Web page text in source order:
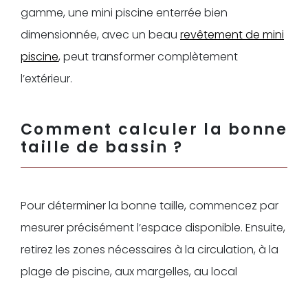
gamme, une mini piscine enterrée bien
dimensionnée, avec un beau revêtement de mini
piscine, peut transformer complètement
l’extérieur.
Comment calculer la bonne
taille de bassin ?
Pour déterminer la bonne taille, commencez par
mesurer précisément l’espace disponible. Ensuite,
retirez les zones nécessaires à la circulation, à la
plage de piscine, aux margelles, au local